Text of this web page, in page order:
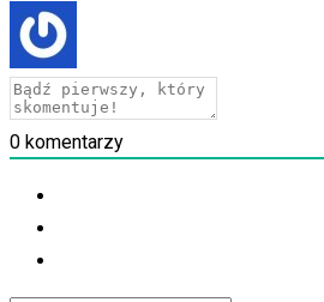
0 komentarzy